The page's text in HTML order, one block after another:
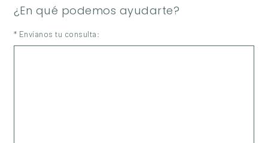
¿En qué podemos ayudarte?
* Envíanos tu consulta: